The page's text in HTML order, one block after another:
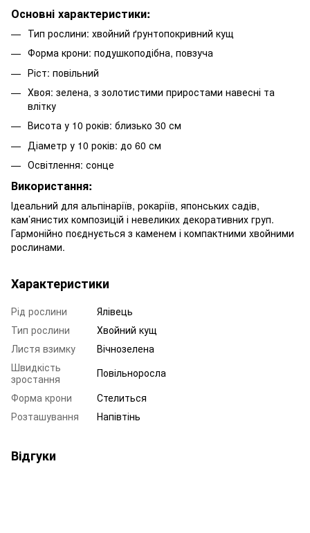
Основні характеристики:
Тип рослини: хвойний ґрунтопокривний кущ
Форма крони: подушкоподібна, повзуча
Ріст: повільний
Хвоя: зелена, з золотистими приростами навесні та
влітку
Висота у 10 років: близько 30 см
Діаметр у 10 років: до 60 см
Освітлення: сонце
Використання:
Ідеальний для альпінаріїв, рокаріїв, японських садів,
кам’янистих композицій і невеликих декоративних груп.
Гармонійно поєднується з каменем і компактними хвойними
рослинами.
Характеристики
Рід рослини
Ялівець
Тип рослини
Хвойний кущ
Листя взимку
Вічнозелена
Швидкість
зростання
Повільноросла
Форма крони
Стелиться
Розташування
Напівтінь
Відгуки